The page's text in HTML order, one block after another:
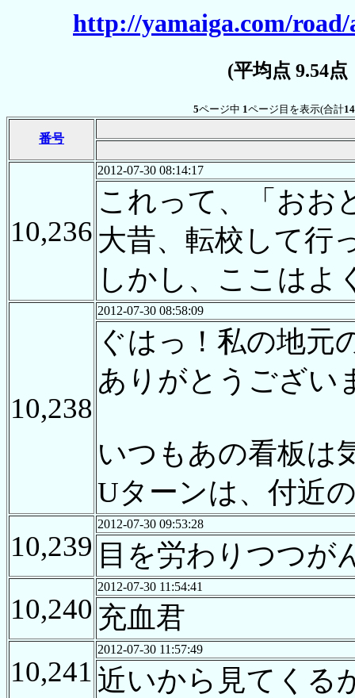
http://yamaiga.com/road/
(平均点 9.54
5ページ中 1ページ目を表示(合計
番号
10,236
2012-07-30 08:14:17
これって、「おお
大昔、転校して行
しかし、ここはよ
10,238
2012-07-30 08:58:09
ぐはっ！私の地元
ありがとうござい
いつもあの看板は
Uターンは、付近
10,239
2012-07-30 09:53:28
目を労わりつつが
10,240
2012-07-30 11:54:41
充血君
10,241
2012-07-30 11:57:49
近いから見てくる